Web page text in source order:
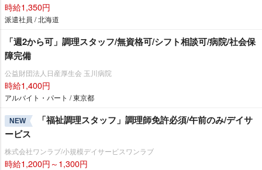
時給1,350円
派遣社員 / 北海道
「週2から可」調理スタッフ/無資格可/シフト相談可/病院/社会保
障完備
公益財団法人日産厚生会 玉川病院
時給1,400円
アルバイト・パート / 東京都
NEW
「福祉調理スタッフ」調理師免許必須/午前のみ/デイサ
ービス
株式会社ワンラブ/小規模デイサービスワンラブ
時給1,200円～1,300円